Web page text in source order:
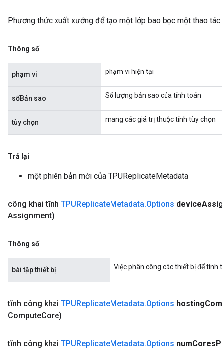
Phương thức xuất xưởng để tạo một lớp bao bọc một thao
Thông số
phạm vi phạm vi hiện tại
sốBản sao Số lượng bản sao của tính toán
tùy chọn mang các giá trị thuộc tính tùy chọn
Trả lại
một phiên bản mới của TPUReplicateMetadata
công khai tĩnh TPUReplicateMetadata.Options device
Assignment)
Thông số
bài tập thiết bị Việc phân công các thiết bị để tính
tĩnh công khai TPUReplicateMetadata.Options hosting
ComputeCore)
tĩnh công khai TPUReplicateMetadata.Options numCores